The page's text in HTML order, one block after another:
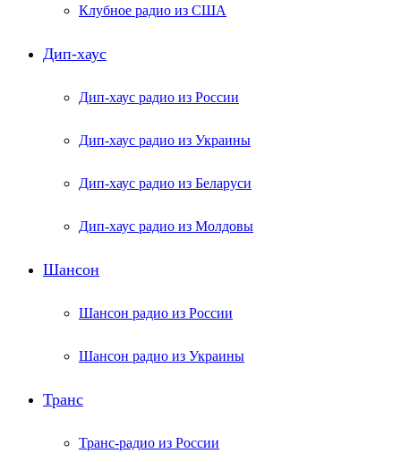
Клубное радио из США
Дип-хаус
Дип-хаус радио из России
Дип-хаус радио из Украины
Дип-хаус радио из Беларуси
Дип-хаус радио из Молдовы
Шансон
Шансон радио из России
Шансон радио из Украины
Транс
Транс-радио из России